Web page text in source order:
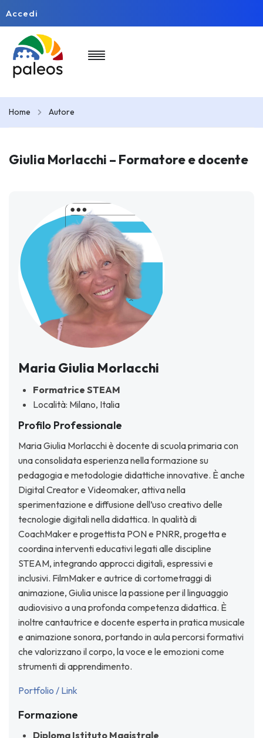
Accedi
Home Autore
Giulia Morlacchi – Formatore e docente
Maria Giulia Morlacchi
Formatrice STEAM
Località: Milano, Italia
Profilo Professionale
Maria Giulia Morlacchi è docente di scuola primaria con
una consolidata esperienza nella formazione su
pedagogia e metodologie didattiche innovative. È anche
Digital Creator e Videomaker, attiva nella
sperimentazione e diffusione dell’uso creativo delle
tecnologie digitali nella didattica. In qualità di
CoachMaker e progettista PON e PNRR, progetta e
coordina interventi educativi legati alle discipline
STEAM, integrando approcci digitali, espressivi e
inclusivi. FilmMaker e autrice di cortometraggi di
animazione, Giulia unisce la passione per il linguaggio
audiovisivo a una profonda competenza didattica. È
inoltre cantautrice e docente esperta in pratica musicale
e animazione sonora, portando in aula percorsi formativi
che valorizzano il corpo, la voce e le emozioni come
strumenti di apprendimento.
Portfolio / Link
Formazione
Diploma Istituto Magistrale